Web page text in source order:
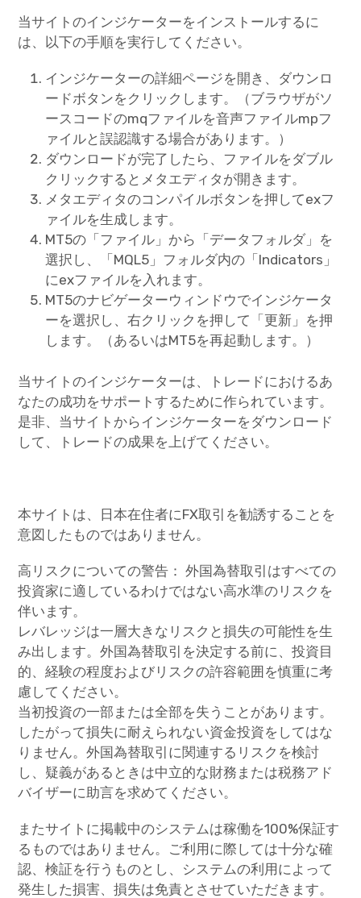
当サイトのインジケーターをインストールするに
は、以下の手順を実行してください。
インジケーターの詳細ページを開き、ダウンロ
ードボタンをクリックします。（ブラウザがソ
ースコードのmqファイルを音声ファイルmpフ
ァイルと誤認識する場合があります。）
ダウンロードが完了したら、ファイルをダブル
クリックするとメタエディタが開きます。
メタエディタのコンパイルボタンを押してexフ
ァイルを生成します。
MT5の「ファイル」から「データフォルダ」を
選択し、「MQL5」フォルダ内の「Indicators」
にexファイルを入れます。
MT5のナビゲーターウィンドウでインジケータ
ーを選択し、右クリックを押して「更新」を押
します。（あるいはMT5を再起動します。）
当サイトのインジケーターは、トレードにおけるあ
なたの成功をサポートするために作られています。
是非、当サイトからインジケーターをダウンロード
して、トレードの成果を上げてください。
本サイトは、日本在住者にFX取引を勧誘することを
意図したものではありません。
高リスクについての警告： 外国為替取引はすべての
投資家に適しているわけではない高水準のリスクを
伴います。
レバレッジは一層大きなリスクと損失の可能性を生
み出します。外国為替取引を決定する前に、投資目
的、経験の程度およびリスクの許容範囲を慎重に考
慮してください。
当初投資の一部または全部を失うことがあります。
したがって損失に耐えられない資金投資をしてはな
りません。外国為替取引に関連するリスクを検討
し、疑義があるときは中立的な財務または税務アド
バイザーに助言を求めてください。
またサイトに掲載中のシステムは稼働を100%保証す
るものではありません。ご利用に際しては十分な確
認、検証を行うものとし、システムの利用によって
発生した損害、損失は免責とさせていただきます。